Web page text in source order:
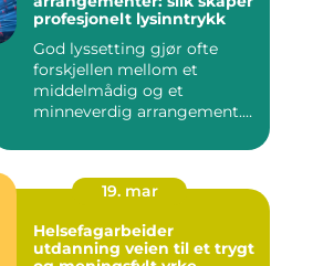
profesjonelt lysinntrykk
God lyssetting gjør ofte
forskjellen mellom et
middelmådig og et
minneverdig arrangement.
19. mar
Helsefagarbeider
utdanning veien til et trygt